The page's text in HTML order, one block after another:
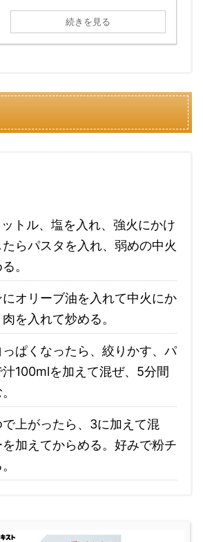
続きを見る
トル、塩を入れ、強火にかけ
らパスタを入れ、弱めの中火
。
にオリーブ油を入れて中火にか
を入れて炒める。
ぱくなったら、絞りかす、パ
100mlを加えて混ぜ、5分間
上がったら、3に加えて混
加えてからめる。好みで粉チ